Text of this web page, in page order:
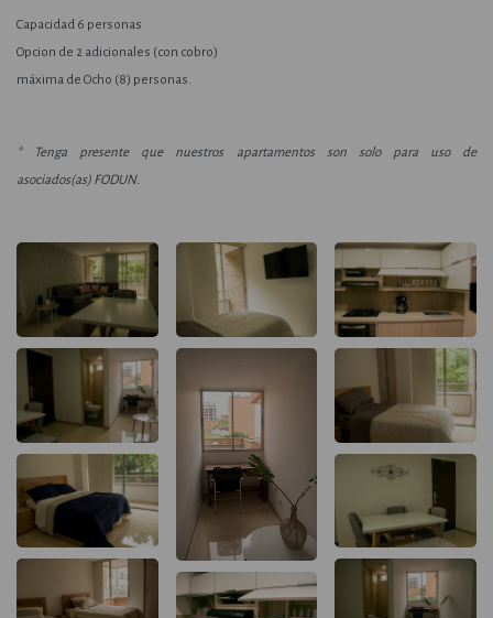
Capacidad 6 personas
Opcion de 2 adicionales (con cobro)
máxima de Ocho (8) personas.
* Tenga presente que nuestros apartamentos son solo para uso de
asociados(as) FODUN.